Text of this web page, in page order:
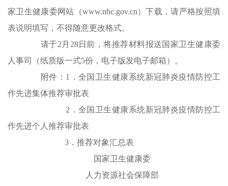
家卫生健康委网站（www.nhc.gov.cn）下载，请严格按照填
表说明填写，不得随意更改格式。
请于2月28日前，将推荐材料报送国家卫生健康委
人事司（纸质版一式5份，电子版发电子邮箱）。
附件：1．全国卫生健康系统新冠肺炎疫情防控工
作先进集体推荐审批表
2．全国卫生健康系统新冠肺炎疫情防控工
作先进个人推荐审批表
3．推荐对象汇总表
国家卫生健康委
人力资源社会保障部